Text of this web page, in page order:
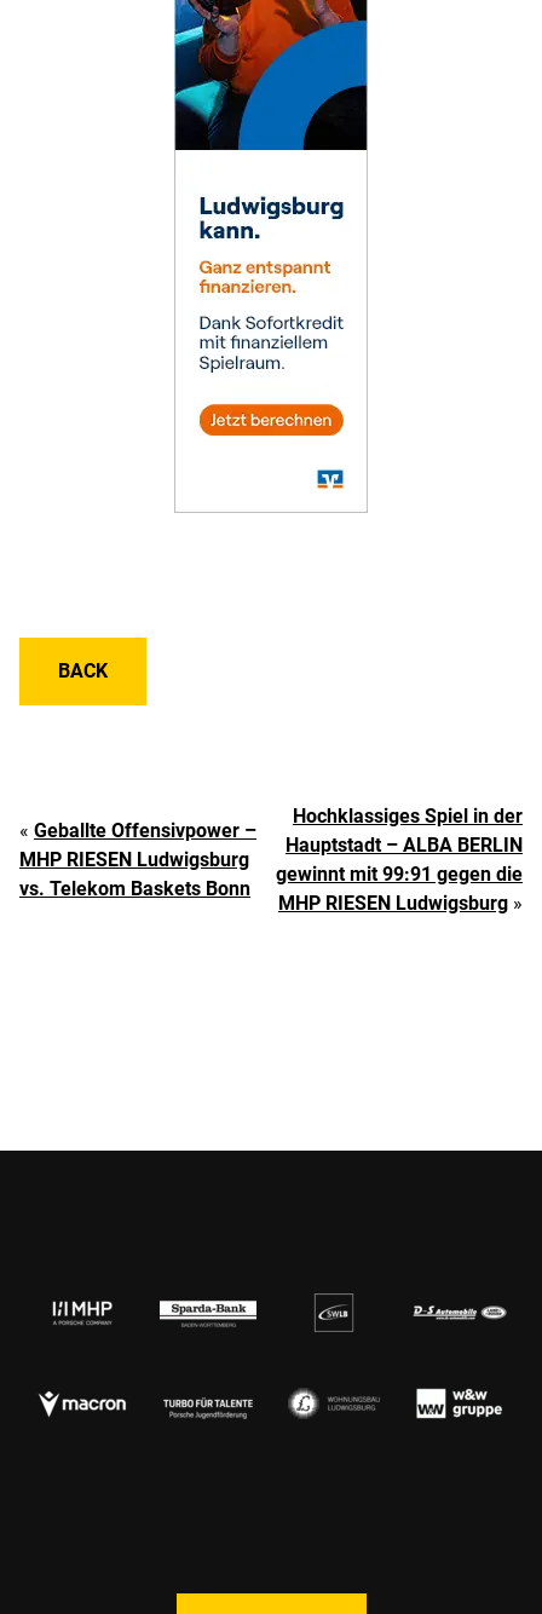
BACK
« Geballte Offensivpower –
MHP RIESEN Ludwigsburg
vs. Telekom Baskets Bonn
Hochklassiges Spiel in der
Hauptstadt – ALBA BERLIN
gewinnt mit 99:91 gegen die
MHP RIESEN Ludwigsburg »